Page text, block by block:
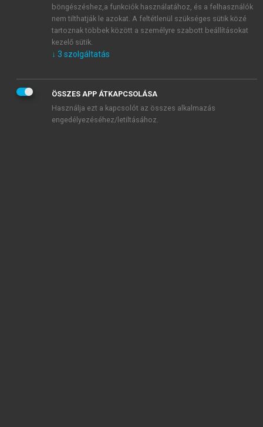
Általános vásárlási feltételeket, valamint a szotar.netés a
mersz.huoldalak licencszerződéseiben foglaltakat
tudomásul veszem és elfogadom.
KIPRÓBÁLOM
böngészéshez,a funkciók használatához, és a felhasználók
nem tilthatják le azokat. A feltétlenül szükséges sütik közé
tartoznak többek között a személyre szabott beállításokat
kezelő sütik.
↓ 3 szolgáltatás
ÖSSZES APP ÁTKAPCSOLÁSA
Használja ezt a kapcsolót az összes alkalmazás
engedélyezéséhez/letiltásához.